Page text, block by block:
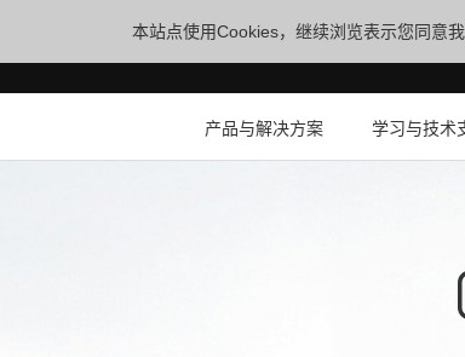
本站点使用Cookies，继续浏览表示您同意
产品与解决方案 学习与技术